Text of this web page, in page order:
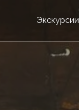
Экскурсии